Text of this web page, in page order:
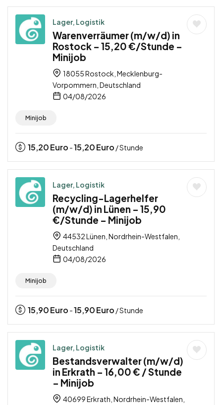
Lager, Logistik
Warenverräumer (m/w/d) in
Rostock – 15,20 €/Stunde –
Minijob
18055 Rostock, Mecklenburg-
Vorpommern, Deutschland
04/08/2026
Minijob
15,20Euro -15,20Euro / Stunde
Lager, Logistik
Recycling-Lagerhelfer
(m/w/d) in Lünen – 15,90
€/Stunde – Minijob
44532 Lünen, Nordrhein-Westfalen,
Deutschland
04/08/2026
Minijob
15,90Euro -15,90Euro / Stunde
Lager, Logistik
Bestandsverwalter (m/w/d)
in Erkrath – 16,00 € / Stunde
– Minijob
40699 Erkrath, Nordrhein-Westfalen,